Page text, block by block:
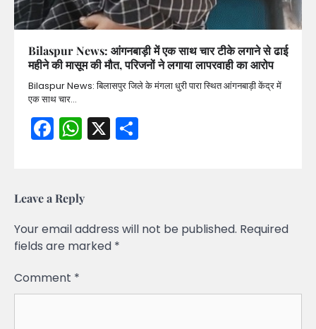
Bilaspur News: आंगनबाड़ी में एक साथ चार टीके लगाने से ढाई
महीने की मासूम की मौत, परिजनों ने लगाया लापरवाही का आरोप
Bilaspur News: बिलासपुर जिले के मंगला धुरी पारा स्थित आंगनबाड़ी केंद्र में
एक साथ चार…
Facebook
WhatsApp
X
Leave a Reply
Your email address will not be published. Required
fields are marked *
Comment *